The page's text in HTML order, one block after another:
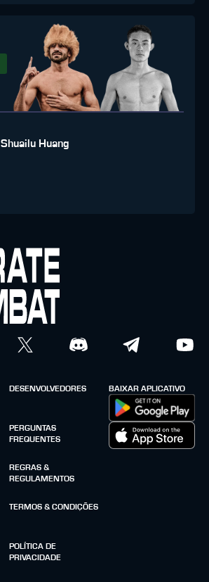
Shuailu Huang
DESENVOLVEDORES
PERGUNTAS
FREQUENTES
REGRAS &
REGULAMENTOS
TERMOS & CONDIÇÕES
POLÍTICA DE
PRIVACIDADE
BAIXAR APLICATIVO